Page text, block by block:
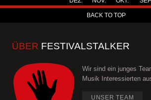
BACK TO TOP
ÜBER FESTIVALSTALKER
Wir sind ein junges
Musik Interessierten
UNSER TEAM